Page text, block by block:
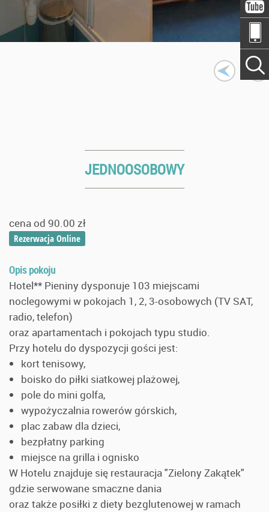
JEDNOOSOBOWY
cena od 90.00 zł
Rezerwacja Online
Opis pokoju
Hotel** Pieniny dysponuje 103 miejscami
noclegowymi w pokojach 1, 2, 3-osobowych (TV SAT,
radio, telefon)
oraz apartamentach i pokojach typu studio.
Przy hotelu do dyspozycji gości jest:
kort tenisowy,
boisko do piłki siatkowej plażowej,
pole do mini golfa,
wypożyczalnia rowerów górskich,
plac zabaw dla dzieci,
bezpłatny parking
miejsce na grilla i ognisko
W Hotelu znajduje się restauracja "Zielony Zakątek"
gdzie serwowane smaczne dania
oraz także posiłki z diety bezglutenowej w ramach